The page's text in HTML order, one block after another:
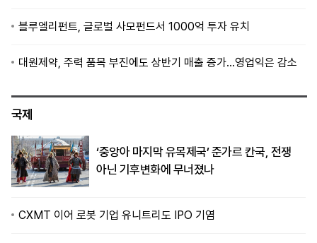
블루엘리펀트, 글로벌 사모펀드서 1000억 투자 유치
대원제약, 주력 품목 부진에도 상반기 매출 증가…영업익은 감소
국제
‘중앙아 마지막 유목제국’ 준가르 칸국, 전쟁
아닌 기후변화에 무너졌나
CXMT 이어 로봇 기업 유니트리도 IPO 기염